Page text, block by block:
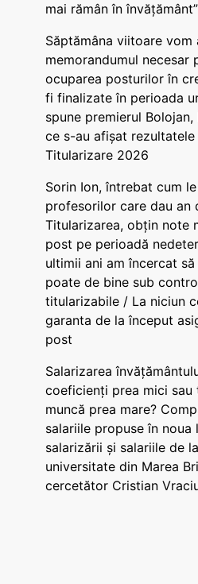
mai rămân în învățământ”
Săptămâna viitoare vom
memorandumul necesar
ocuparea posturilor în
fi finalizate în perioada
spune premierul
ce s-au afișat
Titularizare 2026
Sorin Ion, întrebat cum
profesorilor care dau an
Titularizarea, obțin note
post pe perioadă
ultimii ani am încercat
poate de bine sub
titularizabile / La niciun
garanta de la început
post
Salarizarea
coeficienți prea mici sau
muncă prea mare?
salariile propuse în noua
salarizării și salariile de
universitate din Marea
cercetător Cristian